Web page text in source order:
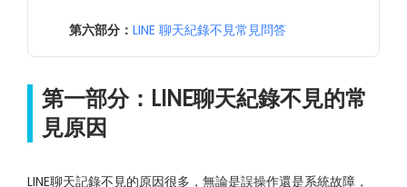
第六部分： LINE 聊天紀錄不見常見問答
第一部分：LINE聊天紀錄不見的常
見原因
LINE聊天記錄不見的原因很多，無論是誤操作還是系統故障，